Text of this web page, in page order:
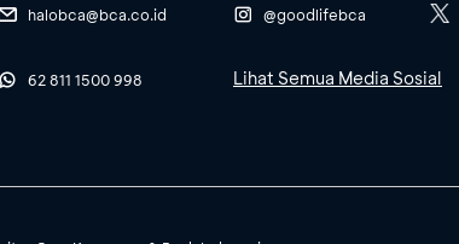
halobca@bca.co.id
62 811 1500 998
@goodlifebca
Lihat Semua Media Sosial